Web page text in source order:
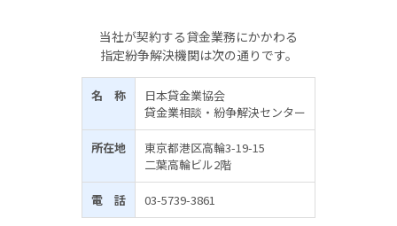
当社が契約する貸金業務にかかわる
指定紛争解決機関は次の通りです。
名 称
日本貸金業協会
貸金業相談・紛争解決センター
所在地
東京都港区高輪3-19-15
二葉高輪ビル2階
電 話 03-5739-3861